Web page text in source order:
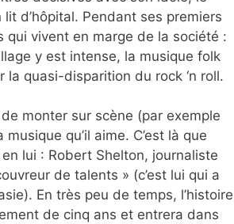
d’hôpital. Pendant ses premiers
qui vivent en marge de la société :
y est intense, la musique folk
la quasi-disparition du rock ‘n roll.
monter sur scène (par exemple
qu’il aime. C’est là que
lui : Robert Shelton, journaliste
de talents » (c’est lui qui a
En très peu de temps, l’histoire
de cinq ans et entrera dans